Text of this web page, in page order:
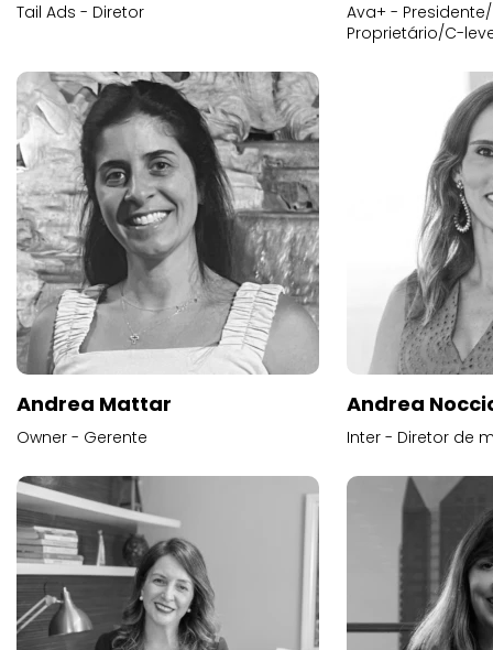
Tail Ads - Diretor
Ava+ -
Proprietário/C-
Andrea Mattar
Owner - Gerente
Andrea
Inter - Diretor de